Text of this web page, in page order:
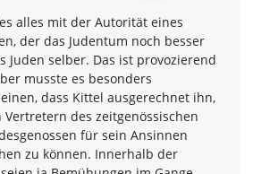
alles mit der Autorität eines
der das Judentum noch besser
Juden selber. Das ist provozierend
musste es besonders
dass Kittel ausgerechnet ihn,
des zeitgenössischen
für sein Ansinnen
zu können. Innerhalb der